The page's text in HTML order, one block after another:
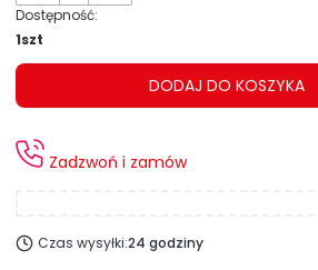
Dostępność:
1szt
DODAJ DO KOSZYKA
Zadzwoń i zamów
Czas wysyłki:24 godziny